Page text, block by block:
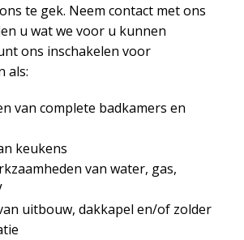
te gek. Neem contact met ons
u wat we voor u kunnen
ons inschakelen voor
als:
van complete badkamers en
keukens
van water, gas,
uitbouw, dakkapel en/of zolder